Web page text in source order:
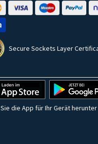
Secure Sockets Layer
die App für Ihr Gerät herunter